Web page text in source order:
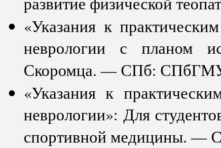
«Указания к
неврологии с планом
Скоромца. — СПб:
«Указания к
неврологии»: Для
спортивной медицины. —